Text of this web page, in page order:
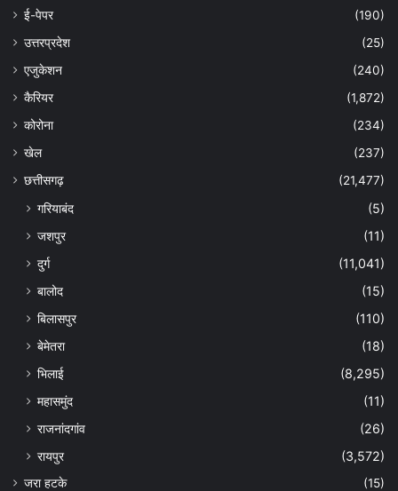
ई-पेपर
(190)
उत्तरप्रदेश
(25)
एजुकेशन
(240)
कैरियर
(1,872)
कोरोना
(234)
खेल
(237)
छत्तीसगढ़
(21,477)
गरियाबंद
(5)
जशपुर
(11)
दुर्ग
(11,041)
बालोद
(15)
बिलासपुर
(110)
बेमेतरा
(18)
भिलाई
(8,295)
महासमुंद
(11)
राजनांदगांव
(26)
रायपुर
(3,572)
जरा हटके
(15)